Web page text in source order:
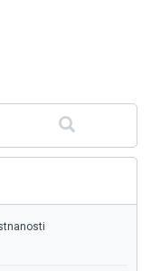
Hľadať